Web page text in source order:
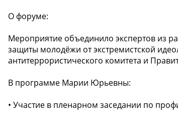
О форуме:
Мероприятие объединило экспертов из
защиты молодёжи от экстремистской
антитеррористического комитета и
В программе Марии Юрьевны:
• Участие в пленарном заседании по